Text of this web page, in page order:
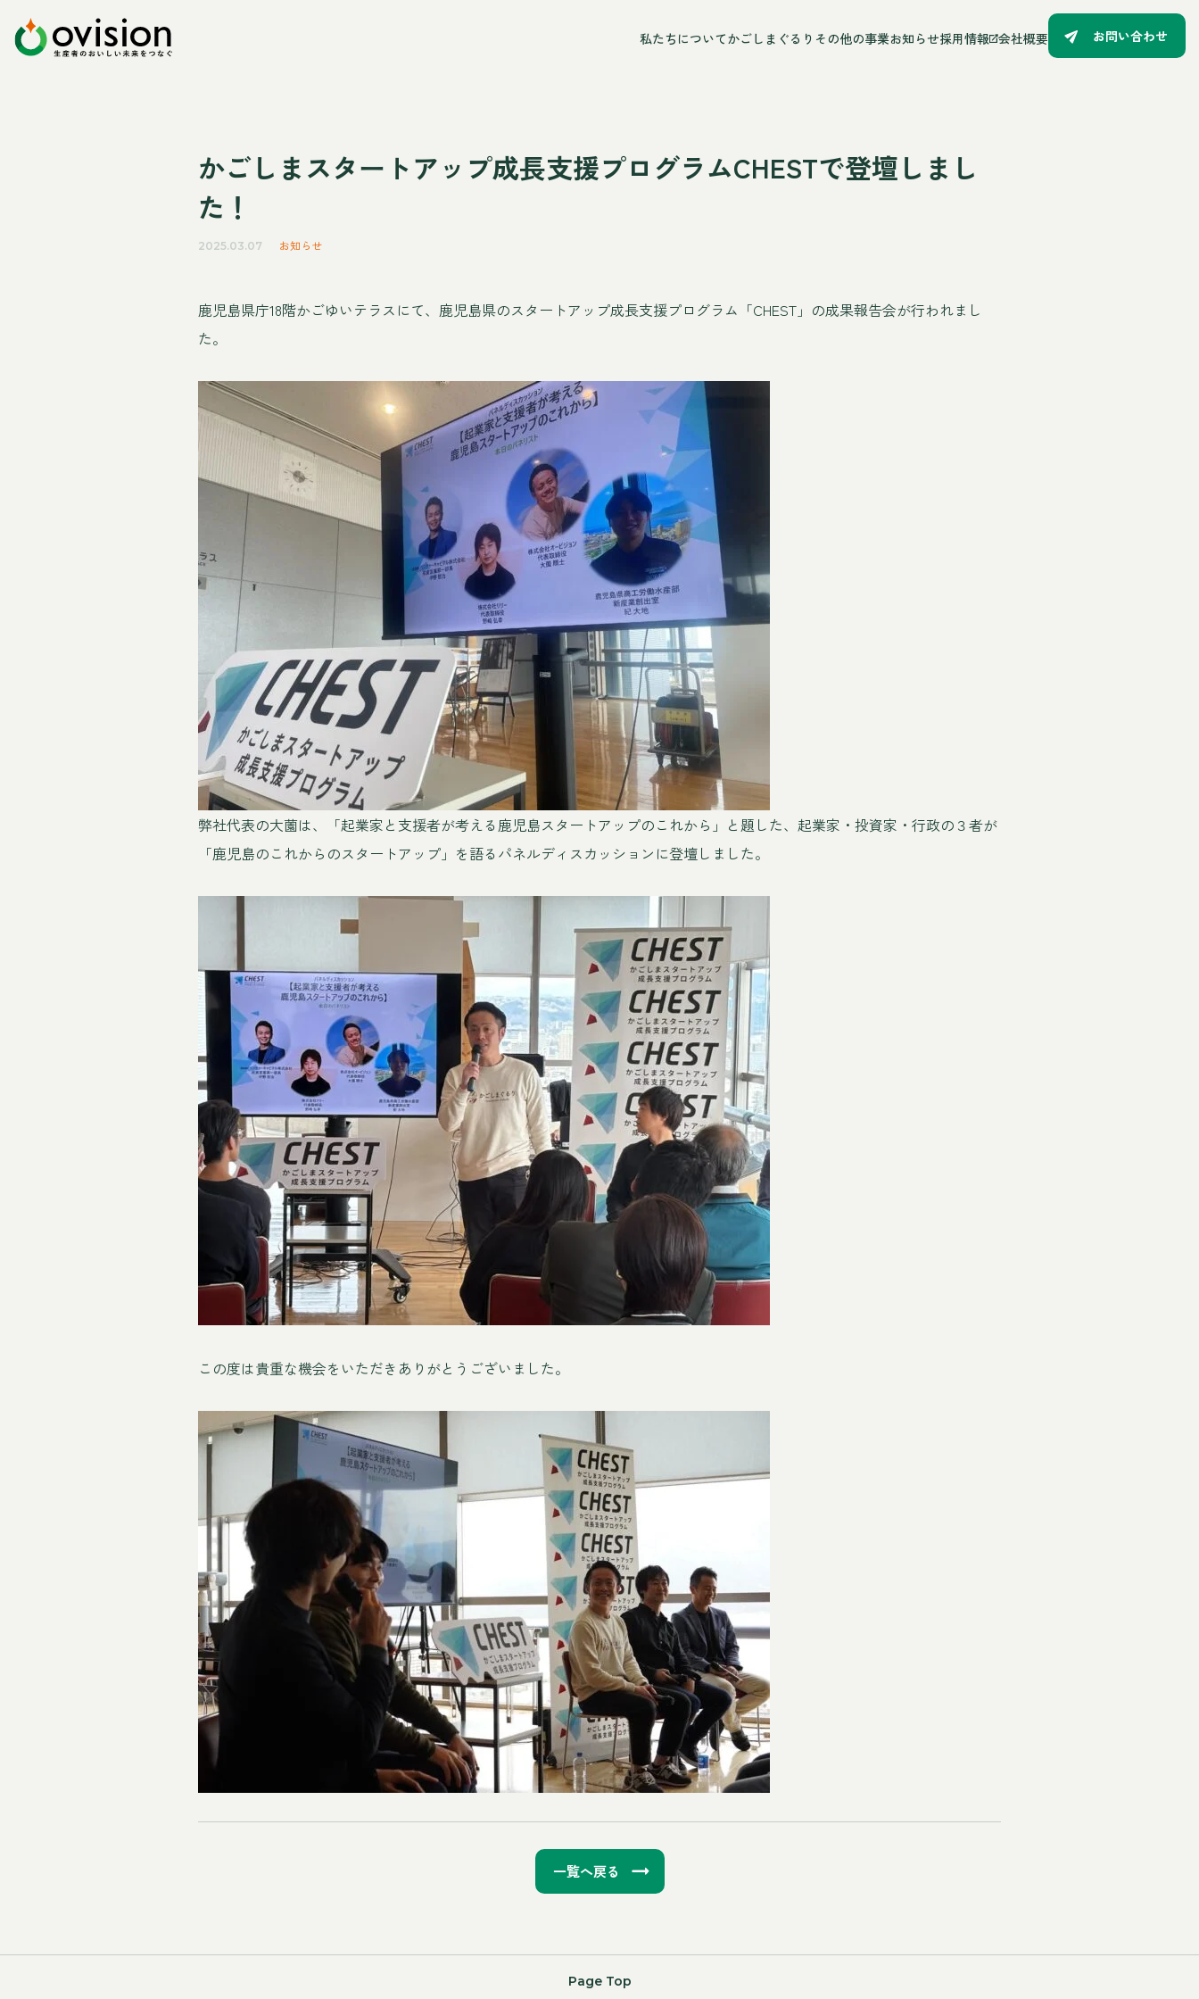
私たちについてかごしまぐるり その他の事業お知らせ採用情報 会社概要 お問い合わせ
かごしまスタートアップ成長支援プログラムCHESTで登壇しまし
た！
2025.03.07 お知らせ
鹿児島県庁18階かごゆいテラスにて、鹿児島県のスタートアップ成長支援プログラム「CHEST」の成果報告会が行われまし
た。
弊社代表の大薗は、「起業家と支援者が考える鹿児島スタートアップのこれから」と題した、起業家・投資家・行政の３者が
「鹿児島のこれからのスタートアップ」を語るパネルディスカッションに登壇しました。
この度は貴重な機会をいただきありがとうございました。
一覧へ戻る
Page Top